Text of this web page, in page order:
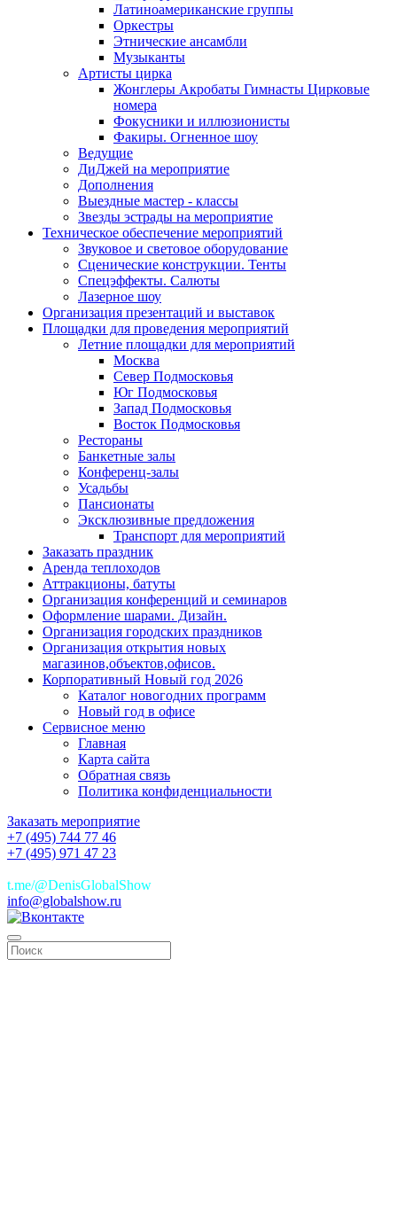
Латиноамериканские группы
Оркестры
Этнические ансамбли
Музыканты
Артисты цирка
Жонглеры Акробаты Гимнасты Цирковые
номера
Фокусники и иллюзионисты
Факиры. Огненное шоу
Ведущие
ДиДжей на мероприятие
Дополнения
Выездные мастер - классы
Звезды эстрады на мероприятие
Техническое обеспечение мероприятий
Звуковое и световое оборудование
Сценические конструкции. Тенты
Спецэффекты. Салюты
Лазерное шоу
Организация презентаций и выставок
Площадки для проведения мероприятий
Летние площадки для мероприятий
Москва
Север Подмосковья
Юг Подмосковья
Запад Подмосковья
Восток Подмосковья
Рестораны
Банкетные залы
Конференц-залы
Усадьбы
Пансионаты
Эксклюзивные предложения
Транспорт для мероприятий
Заказать праздник
Аренда теплоходов
Аттракционы, батуты
Организация конференций и семинаров
Оформление шарами. Дизайн.
Организация городских праздников
Организация открытия новых
магазинов,объектов,офисов.
Корпоративный Новый год 2026
Каталог новогодних программ
Новый год в офисе
Сервисное меню
Главная
Карта сайта
Обратная связь
Политика конфиденциальности
Заказать мероприятие
+7 (495) 744 77 46
+7 (495) 971 47 23
t.me/@DenisGlobalShow
info@globalshow.ru